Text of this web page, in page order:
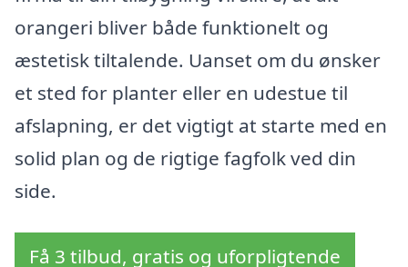
orangeri bliver både funktionelt og
æstetisk tiltalende. Uanset om du ønsker
et sted for planter eller en udestue til
afslapning, er det vigtigt at starte med en
solid plan og de rigtige fagfolk ved din
side.
Få 3 tilbud, gratis og uforpligtende